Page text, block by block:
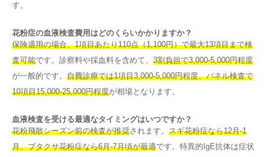
す。
花粉症の血液検査費用はどのくらいかかりますか？
保険適用の場合、1項目あたり110点（1,100円）で最大13項目まで検
査可能です。診察料や採血料を含めて、 3割負担で3,000-5,000円程度
が一般的です。 自費診療では1項目3,000-5,000円程度、パネル検査で
10項目15,000-25,000円程度が相場となります。
血液検査を受ける最適なタイミングはいつですか？
花粉飛散シーズン前の検査が推奨されます。 スギ花粉症なら12月-1
月、ブタクサ花粉症なら6月-7月頃が最適です。特異的IgE抗体は症状